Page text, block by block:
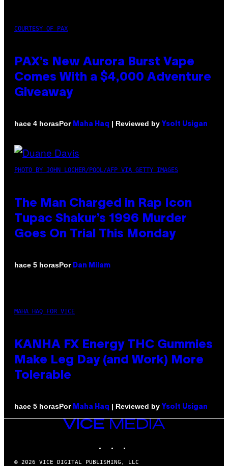
COURTESY OF PAX
PAX’s New Aurora Burst Vape
Comes With a $4,000 Adventure
Giveaway
hace 4 horasPor Maha Haq | Reviewed by Ysolt Usigan
PHOTO BY JOHN LOCHER/POOL/AFP VIA GETTY IMAGES
The Man Charged in Rap Icon
Tupac Shakur’s 1996 Murder
Goes On Trial This Monday
hace 5 horasPor Dan Milam
MAHA HAQ FOR VICE
KANHA FX Energy THC Gummies
Make Leg Day (and Work) More
Tolerable
hace 5 horasPor Maha Haq | Reviewed by Ysolt Usigan
VICE
MEDIA
© 2026 VICE DIGITAL PUBLISHING, LLC